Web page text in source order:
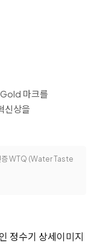
마크를
신상을
증 WTQ (Water Taste